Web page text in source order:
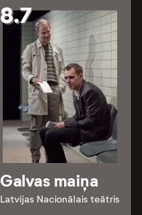
8.7
Galvas maiņa
Latvijas Nacionālais teātris